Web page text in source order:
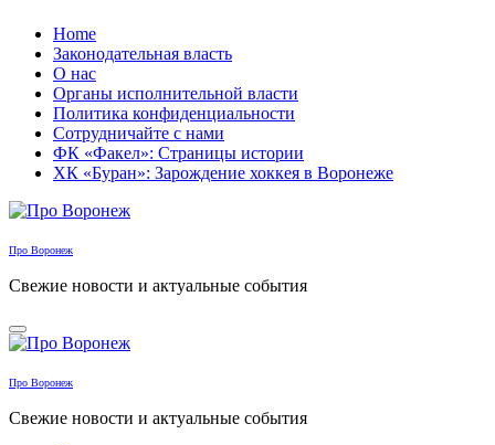
Перейти
содержанию
Home
Законодательная власть
О нас
Органы исполнительной власти
Политика конфиденциальности
Сотрудничайте с нами
ФК «Факел»: Страницы истории
ХК «Буран»: Зарождение хоккея в Воронеже
Про Воронеж
Свежие новости и актуальные события
Про Воронеж
Свежие новости и актуальные события